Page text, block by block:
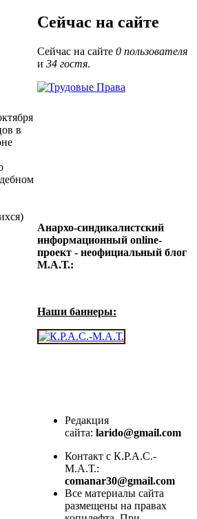
в
Сейчас на сайте
Сейчас на сайте 0 пользователя
и 34 гостя.
Анархо-синдикалистский
информационный online-
проект - неофициальный блог
М.А.Т.:
Наши баннеры:
Редакция
сайта: larido@gmail.com
Контакт с К.Р.А.С.-
М.А.Т.:
comanar30@gmail.com
Все материалы сайта
размещены на правах